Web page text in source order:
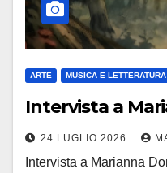
ARTE MUSICA E LETTERATURA
Intervista a
24 LUGLIO 2026
Intervista a Marianna